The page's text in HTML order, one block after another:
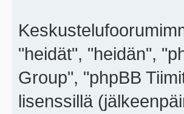
"heidät", "heidän",
Group", "phpBB
lisenssillä